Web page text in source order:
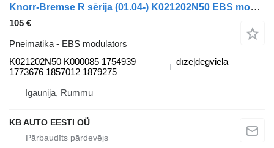
Knorr-Bremse R sērija (01.04-) K021202N50 EBS modulators paredzēts Scania P G R T-series (2004-2017) kravas automašīnas
105 €
Pneimatika - EBS modulators
K021202N50 K000085 1754939
1773676 1857012 1879275
dīzeļdegviela
Igaunija, Rummu
KB AUTO EESTI OÜ